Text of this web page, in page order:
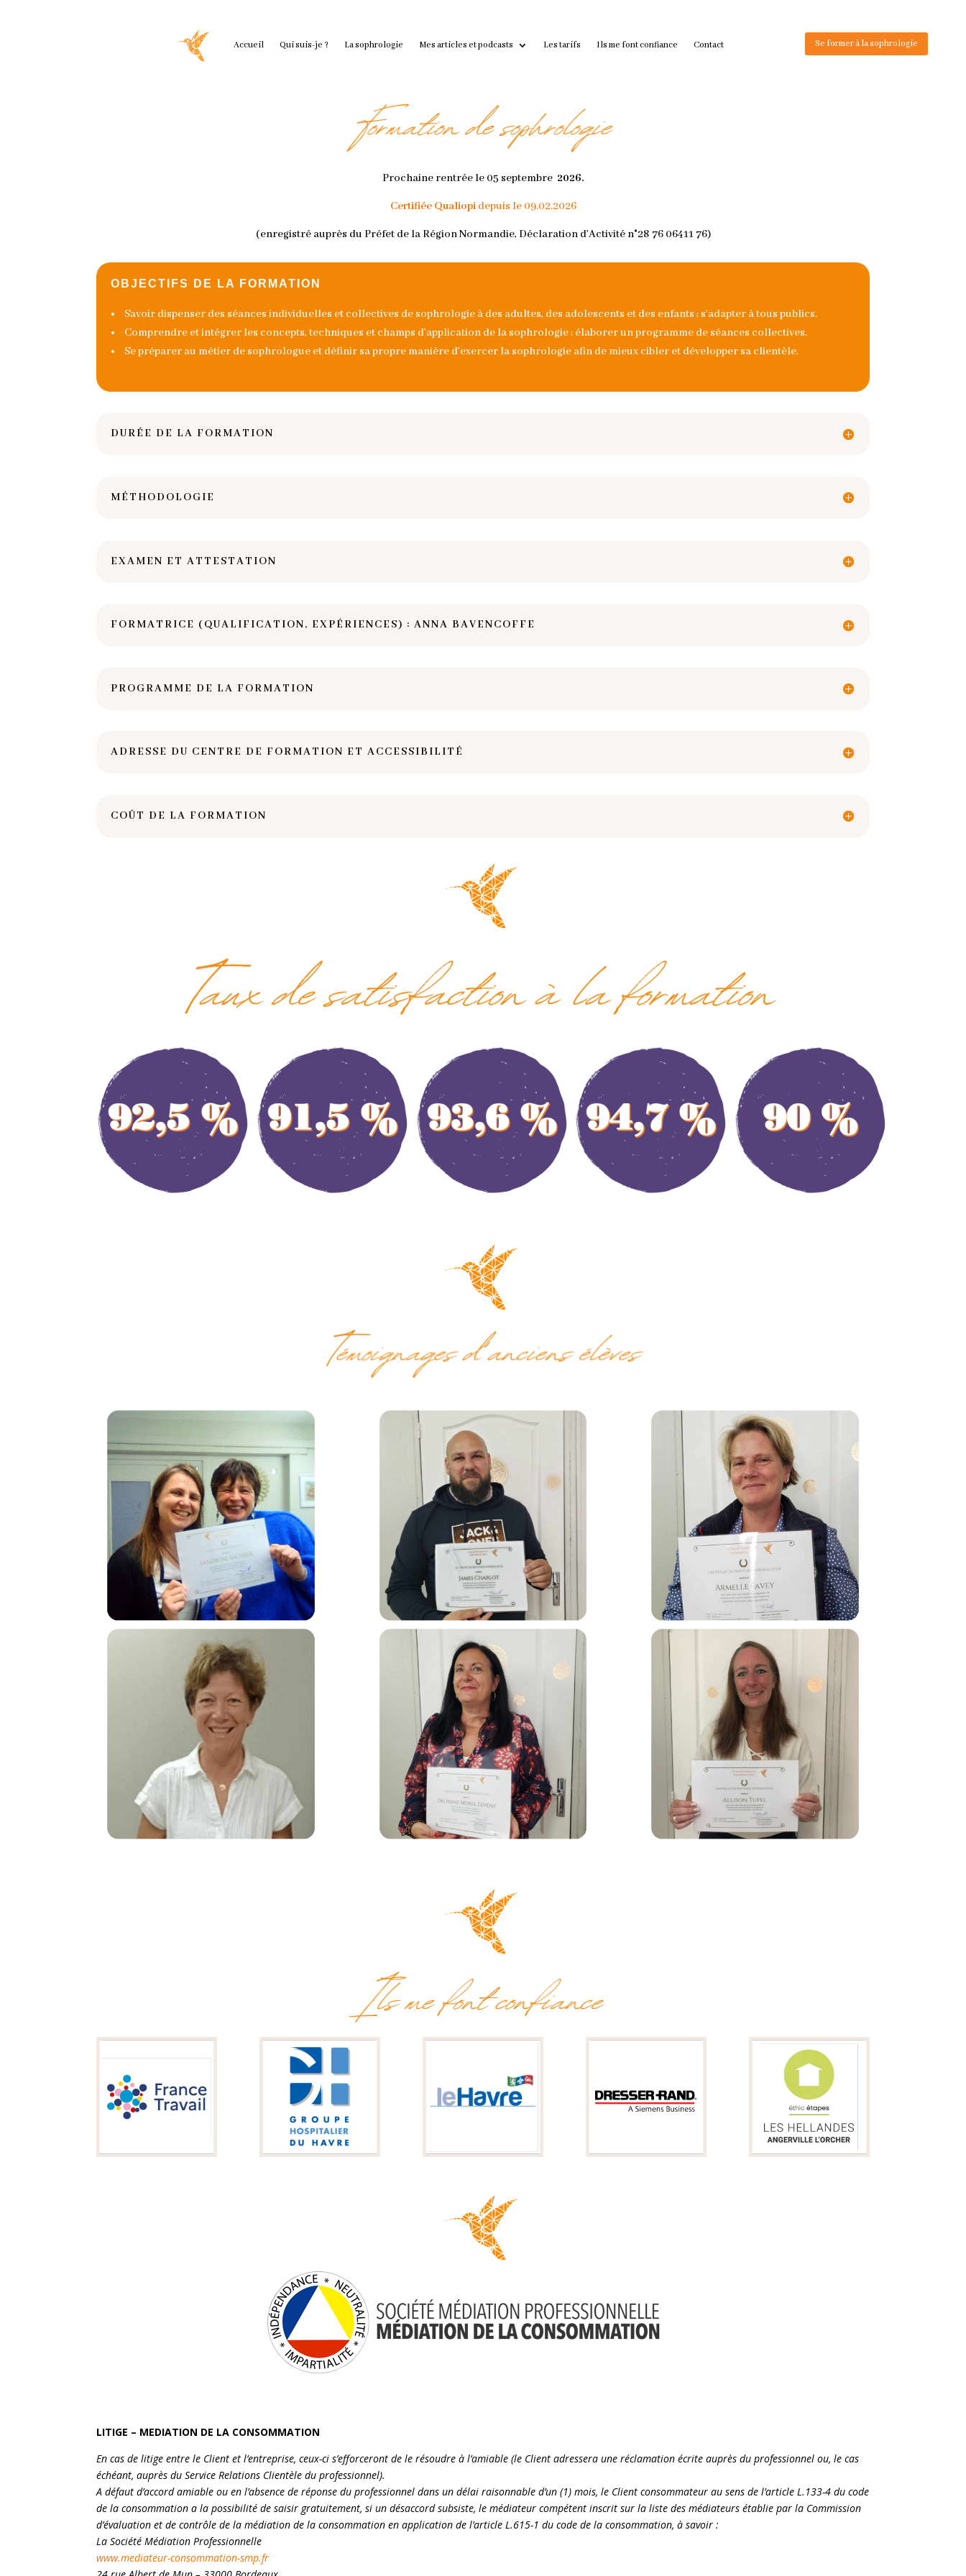
Accueil Qui suis-je ? La sophrologie Mes articles et podcasts Les tarifs Ils me font confiance Contact Se former à la sophrologie
Prochaine rentrée le 05 septembre 2026.
Certifiée Qualiopidepuis le 09.02.2026
(enregistré auprès du Préfet de la Région Normandie, Déclaration d’Activité n°28 76 06411 76)
OBJECTIFS DE LA FORMATION
Savoir dispenser des séances individuelles et collectives de sophrologie à des adultes, des adolescents et des enfants ; s’adapter à tous publics.
Comprendre et intégrer les concepts, techniques et champs d’application de la sophrologie ; élaborer un programme de séances collectives.
Se préparer au métier de sophrologue et définir sa propre manière d’exercer la sophrologie afin de mieux cibler et développer sa clientèle.
DURÉE DE LA FORMATION
MÉTHODOLOGIE
EXAMEN ET ATTESTATION
FORMATRICE (QUALIFICATION, EXPÉRIENCES) : ANNA BAVENCOFFE
PROGRAMME DE LA FORMATION
ADRESSE DU CENTRE DE FORMATION ET ACCESSIBILITÉ
COÛT DE LA FORMATION
LITIGE – MEDIATION DE LA CONSOMMATION
En cas de litige entre le Client et l’entreprise, ceux-ci s’efforceront de le résoudre à l’amiable (le Client adressera une réclamation écrite auprès du professionnel ou, le cas
échéant, auprès du Service Relations Clientèle du professionnel).
A défaut d’accord amiable ou en l’absence de réponse du professionnel dans un délai raisonnable d’un (1) mois, le Client consommateur au sens de l’article L.133-4 du code
de la consommation a la possibilité de saisir gratuitement, si un désaccord subsiste, le médiateur compétent inscrit sur la liste des médiateurs établie par la Commission
d’évaluation et de contrôle de la médiation de la consommation en application de l’article L.615-1 du code de la consommation, à savoir :
La Société Médiation Professionnelle
www.mediateur-consommation-smp.fr